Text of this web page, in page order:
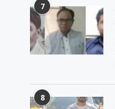
7
8